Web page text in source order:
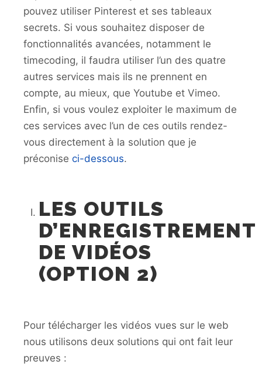
pouvez utiliser Pinterest et ses tableaux
secrets. Si vous souhaitez disposer de
fonctionnalités avancées, notamment le
timecoding, il faudra utiliser l’un des quatre
autres services mais ils ne prennent en
compte, au mieux, que Youtube et Vimeo.
Enfin, si vous voulez exploiter le maximum de
ces services avec l’un de ces outils rendez-
vous directement à la solution que je
préconise ci-dessous.
LES OUTILS
D’ENREGISTREMENT
DE VIDÉOS
(OPTION 2)
Pour télécharger les vidéos vues sur le web
nous utilisons deux solutions qui ont fait leur
preuves :